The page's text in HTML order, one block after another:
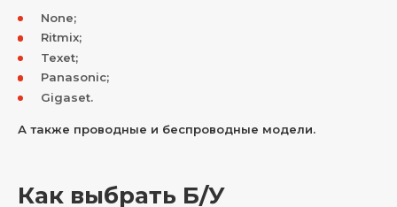
None;
Ritmix;
Texet;
Panasonic;
Gigaset.
А также проводные и беспроводные модели.
Как выбрать Б/У